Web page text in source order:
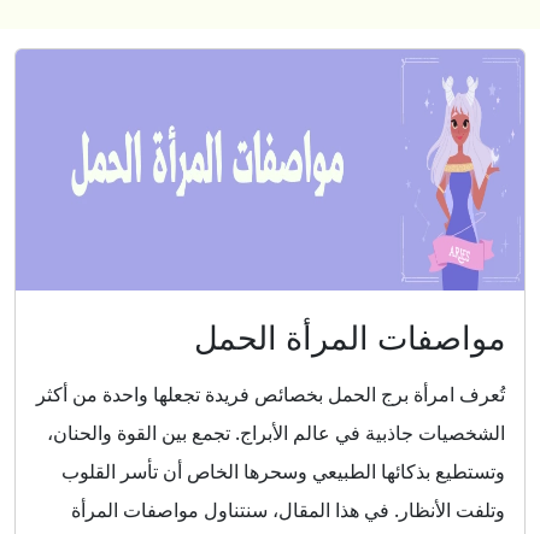
مواصفات المرأة الحمل
تُعرف امرأة برج الحمل بخصائص فريدة تجعلها واحدة من أكثر
الشخصيات جاذبية في عالم الأبراج. تجمع بين القوة والحنان،
وتستطيع بذكائها الطبيعي وسحرها الخاص أن تأسر القلوب
وتلفت الأنظار. في هذا المقال، سنتناول مواصفات المرأة